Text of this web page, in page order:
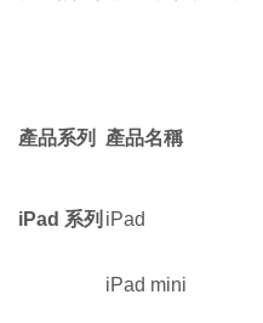
產品系列 產品名稱
iPad 系列 iPad
iPad mini